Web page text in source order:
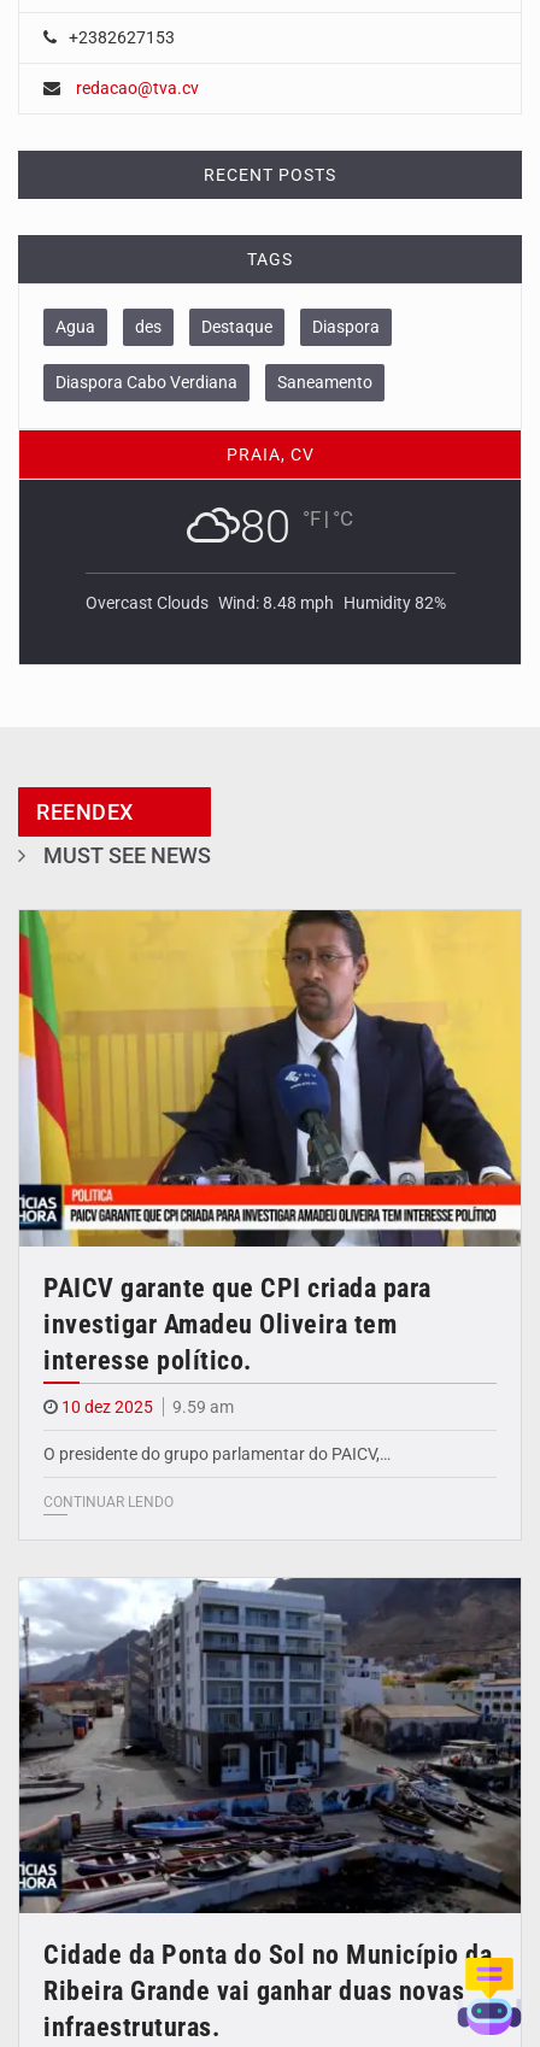
+2382627153
redacao@tva.cv
RECENT POSTS
TAGS
Agua des Destaque Diaspora
Diaspora Cabo Verdiana Saneamento
PRAIA, CV
80 °F | °C
Overcast Clouds Wind: 8.48 mph Humidity 82%
REENDEX
MUST SEE NEWS
PAICV garante que CPI criada para
investigar Amadeu Oliveira tem
interesse político.
10 dez 2025 9.59 am
O presidente do grupo parlamentar do PAICV,…
CONTINUAR LENDO
Cidade da Ponta do Sol no Município da
Ribeira Grande vai ganhar duas novas
infraestruturas.